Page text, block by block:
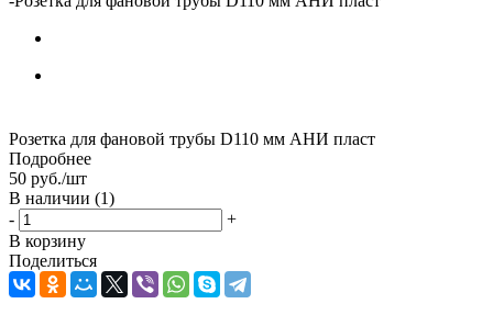
Розетка для фановой трубы D110 мм АНИ пласт
Подробнее
50 руб./шт
В наличии (1)
-
+
В корзину
Поделиться